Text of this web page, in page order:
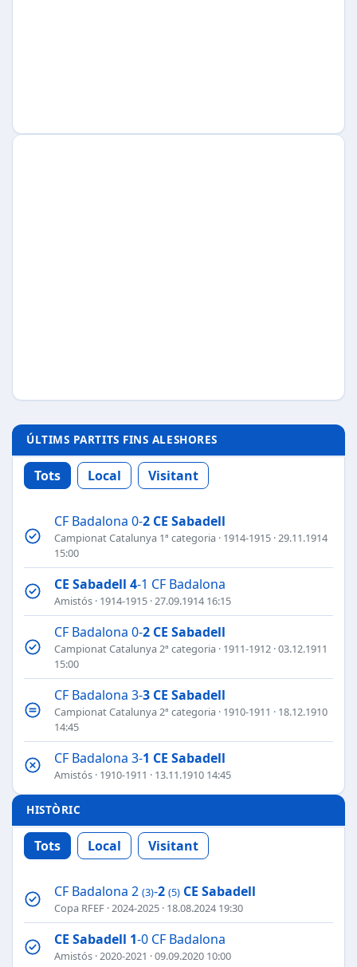
ÚLTIMS PARTITS FINS ALESHORES
Tots Local Visitant
CF Badalona 0-2 CE Sabadell
Campionat Catalunya 1ª categoria · 1914-1915 · 29.11.1914
15:00
CE Sabadell 4-1 CF Badalona
Amistós · 1914-1915 · 27.09.1914 16:15
CF Badalona 0-2 CE Sabadell
Campionat Catalunya 2ª categoria · 1911-1912 · 03.12.1911
15:00
CF Badalona 3-3 CE Sabadell
Campionat Catalunya 2ª categoria · 1910-1911 · 18.12.1910
14:45
CF Badalona 3-1 CE Sabadell
Amistós · 1910-1911 · 13.11.1910 14:45
HISTÒRIC
Tots Local Visitant
CF Badalona 2 (3)-2 (5) CE Sabadell
Copa RFEF ·2024-2025 · 18.08.2024 19:30
CE Sabadell 1-0 CF Badalona
Amistós ·2020-2021 · 09.09.2020 10:00